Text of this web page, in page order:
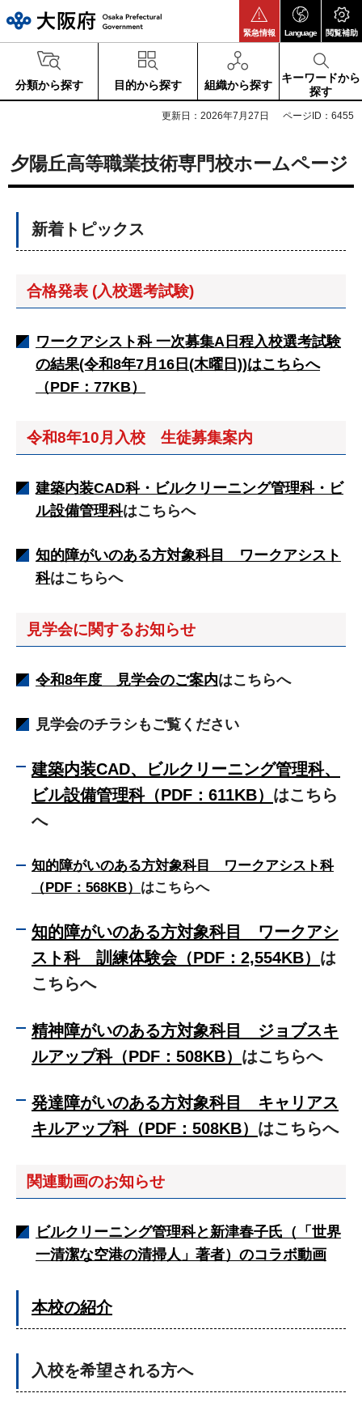
緊急情報 Language 閲覧補助
分類から探す 目的から探す 組織から探す
キーワードから
探す
更新日：2026年7月27日 ページID：6455
夕陽丘高等職業技術専門校ホームページ
新着トピックス
合格発表 (入校選考試験)
ワークアシスト科 一次募集A日程入校選考試験
の結果(令和8年7月16日(木曜日))はこちらへ
（PDF：77KB）
令和8年10月入校 生徒募集案内
建築内装CAD科・ビルクリーニング管理科・ビ
ル設備管理科はこちらへ
知的障がいのある方対象科目 ワークアシスト
科はこちらへ
見学会に関するお知らせ
令和8年度 見学会のご案内はこちらへ
見学会のチラシもご覧ください
建築内装CAD、ビルクリーニング管理科、
ビル設備管理科（PDF：611KB） はこちら
へ
知的障がいのある方対象科目 ワークアシスト科
（PDF：568KB） はこちらへ
知的障がいのある方対象科目 ワークアシ
スト科 訓練体験会（PDF：2,554KB） は
こちらへ
精神障がいのある方対象科目 ジョブスキ
ルアップ科（PDF：508KB） はこちらへ
発達障がいのある方対象科目 キャリアス
キルアップ科（PDF：508KB） はこちらへ
関連動画のお知らせ
ビルクリーニング管理科と新津春子氏（「世界
一清潔な空港の清掃人」著者）のコラボ動画
本校の紹介
入校を希望される方へ